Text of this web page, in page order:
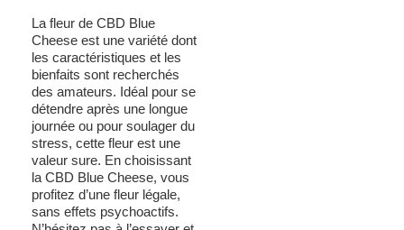
La fleur de CBD Blue
Cheese est une variété dont
les caractéristiques et les
bienfaits sont recherchés
des amateurs. Idéal pour se
détendre après une longue
journée ou pour soulager du
stress, cette fleur est une
valeur sure. En choisissant
la CBD Blue Cheese, vous
profitez d’une fleur légale,
sans effets psychoactifs.